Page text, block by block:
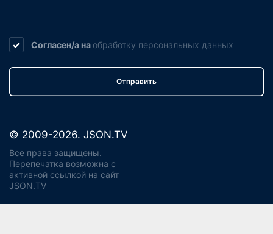
Согласен/а на обработку персональных данных
Отправить
© 2009-2026. JSON.TV
Все права защищены.
Перепечатка возможна с
активной ссылкой на сайт
JSON.TV